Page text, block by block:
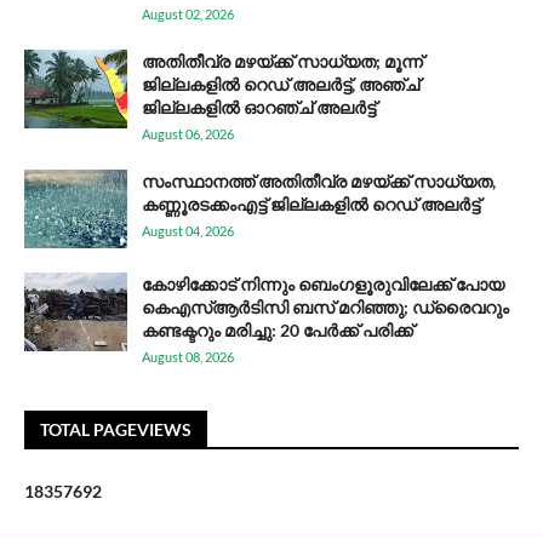
August 02, 2026
അതിതീവ്ര മഴയ്ക്ക് സാധ്യത; മൂന്ന്
ജില്ലകളിൽ റെഡ് അലർട്ട്, അഞ്ച്
ജില്ലകളിൽ ഓറഞ്ച് അലർട്ട്
August 06, 2026
സം​സ്ഥാ​ന​ത്ത് അ​തി​തീ​വ്ര മ​ഴ​യ്ക്ക് സാ​ധ്യ​ത,
കണ്ണൂരടക്കംഎ​ട്ട് ജി​ല്ല​ക​ളി​ൽ റെ​ഡ് അ​ലർ​ട്ട്
August 04, 2026
കോഴിക്കോട് നിന്നും ബെംഗളൂരുവിലേക്ക് പോയ
കെഎസ്ആര്‍ടിസി ബസ് മറിഞ്ഞു; ഡ്രൈവറും
കണ്ടക്ടറും മരിച്ചു: 20 പേര്‍ക്ക് പരിക്ക്
August 08, 2026
TOTAL PAGEVIEWS
18357692